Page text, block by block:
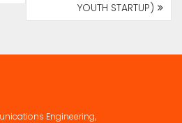
YOUTH STARTUP)
Engineering,